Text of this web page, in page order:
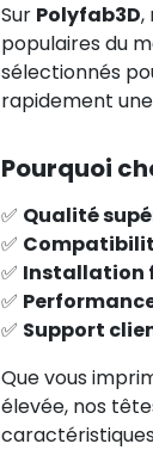
Sur Polyfab3D,
populaires du
sélectionnés
rapidement
Pourquoi
✅ Qualité
✅
✅ Installation
✅
✅ Support
Que vous
élevée, nos